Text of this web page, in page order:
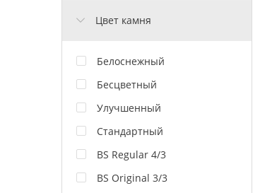
Цвет камня
Белоснежный
Бесцветный
Улучшенный
Стандартный
BS Regular 4/3
BS Original 3/3